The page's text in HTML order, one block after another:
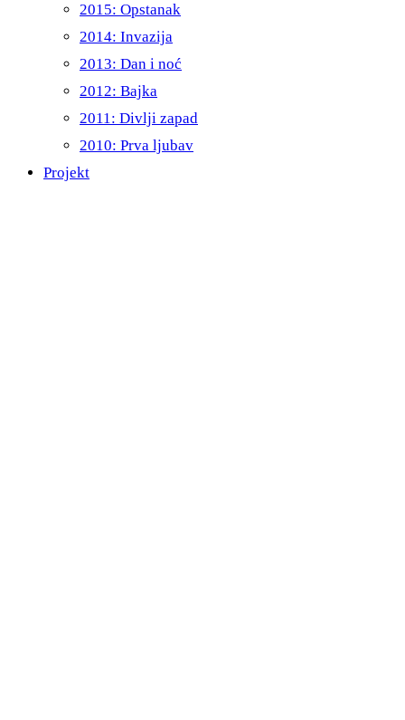
2015: Opstanak
2014: Invazija
2013: Dan i noć
2012: Bajka
2011: Divlji zapad
2010: Prva ljubav
Projekt